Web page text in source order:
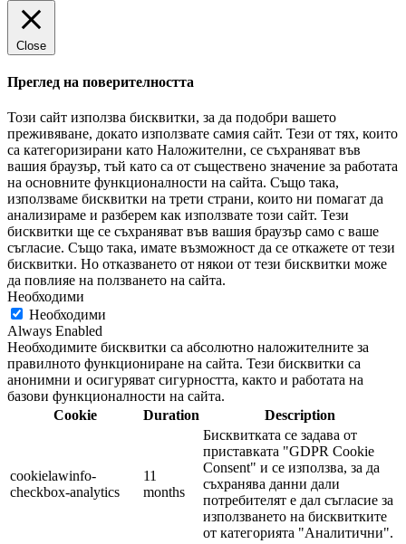
Close
Преглед на поверителността
Този сайт използва бисквитки, за да подобри вашето
преживяване, докато използвате самия сайт. Тези от тях, които
са категоризирани като Наложителни, се съхраняват във
вашия браузър, тъй като са от съществено значение за работата
на основните функционалности на сайта. Също така,
използваме бисквитки на трети страни, които ни помагат да
анализираме и разберем как използвате този сайт. Тези
бисквитки ще се съхраняват във вашия браузър само с ваше
съгласие. Също така, имате възможност да се откажете от тези
бисквитки. Но отказването от някои от тези бисквитки може
да повлияе на ползването на сайта.
Необходими
Необходими
Always Enabled
Необходимите бисквитки са абсолютно наложителните за
правилното функциониране на сайта. Тези бисквитки са
анонимни и осигуряват сигурността, както и работата на
базови функционалности на сайта.
Cookie
Duration Description
cookielawinfo-
checkbox-analytics
11
months
Бисквитката се задава от
приставката "GDPR Cookie
Consent" и се използва, за да
съхранява данни дали
потребителят е дал съгласие за
използването на бисквитките
от категорията "Аналитични".